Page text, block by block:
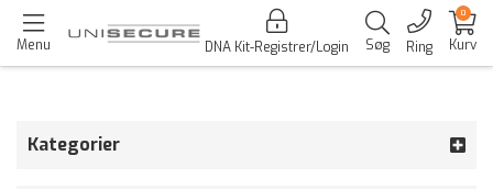
Menu DNA Kit-Registrer/Login Søg Ring Kurv
0
Kategorier